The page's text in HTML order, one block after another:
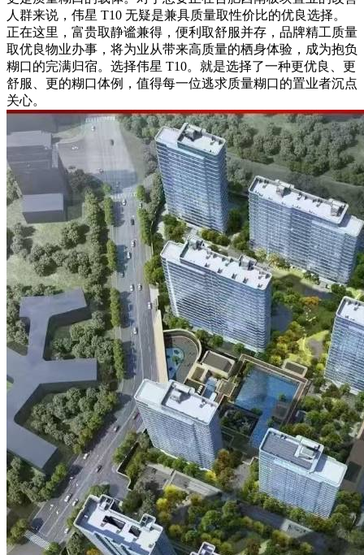
人群来说，伟星 T10 无疑是兼具质量取性价比的优良选择。
正在这里，富贵取静谧兼得，便利取舒服并存，品牌精工质量
取优良物业办事，将为业从带来高质量的栖身体验，成为抱负
糊口的完满归宿。选择伟星 T10。就是选择了一种更优良、更
舒服、更的糊口体例，值得每一位逃求质量糊口的置业者沉点
关心。